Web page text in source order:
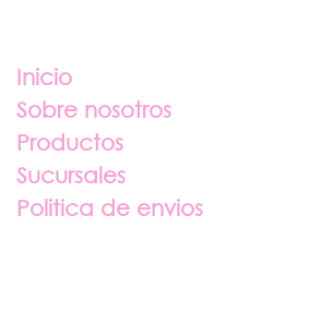
Inicio
Sobre nosotros
Productos
Sucursales
Politica de envios